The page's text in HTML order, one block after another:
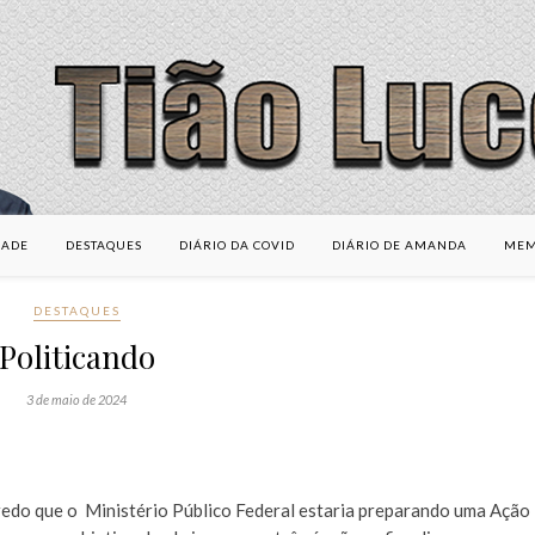
DESTAQUES DIÁRIO DA COVID DIÁRIO DE AMANDA
DESTAQUES
3 de maio de 2024
que o Ministério Público Federal estaria preparando uma Ação